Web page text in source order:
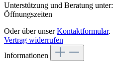
Unterstützung und Beratung unter:
Öffnungszeiten
Oder über unserKontaktformular.
Vertrag widerrufen
Informationen